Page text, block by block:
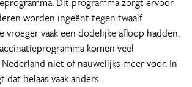
worden ingeënt tegen twaalf
vroeger vaak een dodelijke afloop hadden.
komen veel
niet of nauwelijks meer voor. In
helaas vaak anders.